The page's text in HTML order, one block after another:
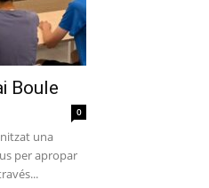
Boule
0
una
per apropar